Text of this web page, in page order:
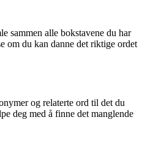
sammen alle bokstavene du har
om du kan danne det riktige ordet
og relaterte ord til det du
deg med å finne det manglende